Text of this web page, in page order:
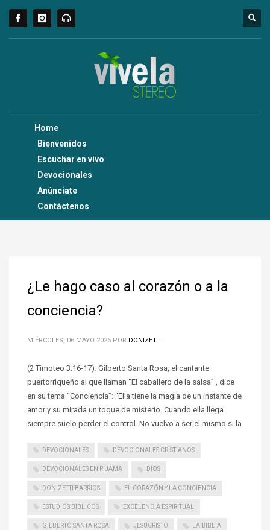
Home
Bienvenidos
Escuchar en vivo
Devocionales
Anúnciate
Contáctenos
¿Le hago caso al corazón o a la
conciencia?
MIÉRCOLES, 06 MAYO 2026 POR DONIZETTI
(2 Timoteo 3:16-17). Gilberto Santa Rosa, el cantante
puertorriqueño al que llaman “El caballero de la salsa” , dice
en su tema “Conciencia”: “Ella tiene la magia de un instante de
amor y su mirada un toque de misterio. Cuando ella llega
siempre suelo perder el control. No vuelvo a ser el mismo si la
DEVOCIONALES DEVOCIONALES CRISTIANOS
DEVOCIONALES EN PIJAMA DIOS
DONIZETTI BARRIOS EL CORAZÓN Y LA CONCIENCIA
ESTUDIOS BÍBLICOS EXCELENCIA ESPIRITUAL
GILBERTO SANTA ROSA JESUCRISTO LA BIBLIA